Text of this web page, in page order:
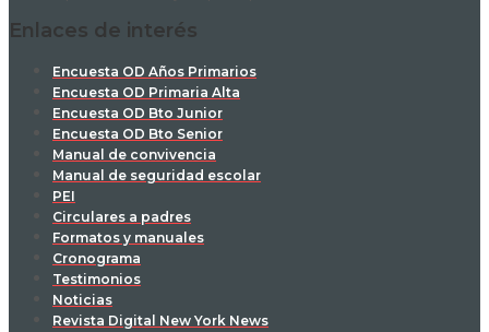
Enlaces de interés
Encuesta OD Años Primarios
Encuesta OD Primaria Alta
Encuesta OD Bto Junior
Encuesta OD Bto Senior
Manual de convivencia
Manual de seguridad escolar
PEI
Circulares a padres
Formatos y manuales
Cronograma
Testimonios
Noticias
Revista Digital New York News